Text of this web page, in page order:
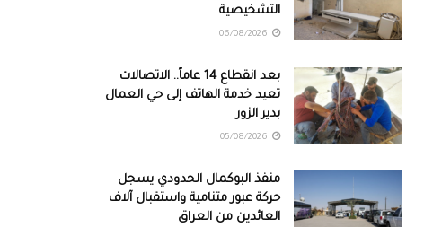
التشخيصية
بعد انقطاع 14 عاماً.. الاتصالات
تعيد خدمة الهاتف إلى حي العمال
بدير الزور
منفذ البوكمال الحدودي يسجل
حركة عبور متنامية واستقبال آلاف
العائدين من العراق